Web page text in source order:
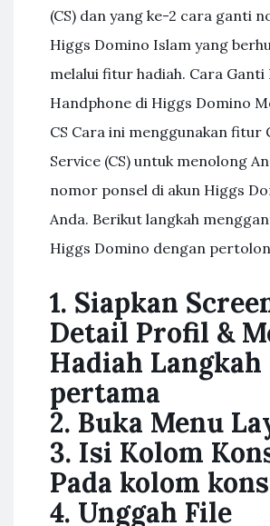
(CS) dan yang ke-2 cara ganti
Higgs Domino Islam yang
melalui fitur hadiah. Cara
Handphone di Higgs Domino
CS Cara ini menggunakan fitur
Service (CS) untuk menolong
nomor ponsel di akun Higgs
Anda. Berikut langkah
Higgs Domino dengan
1. Siapkan
Detail Profil &
Hadiah Langkah
pertama
2. Buka Menu
3. Isi Kolom
Pada kolom
4. Unggah File